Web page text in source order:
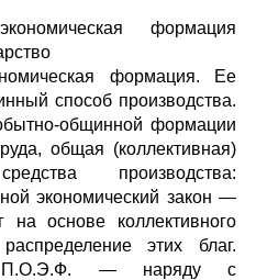
формация
формация. Ее
способ производства.
общинной формации
общая (коллективная)
производства:
экономический закон —
на основе коллективного
этих благ.
П.О.Э.Ф. — наряду с